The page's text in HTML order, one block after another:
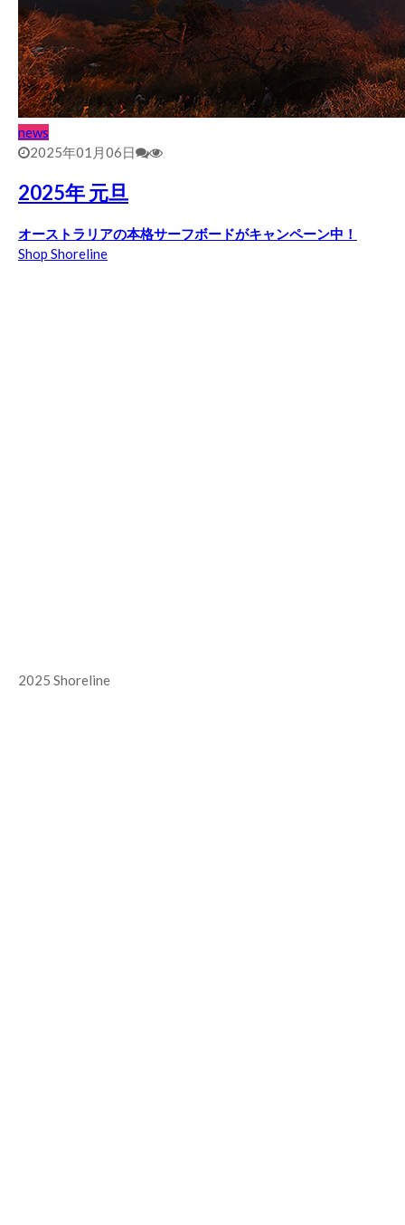
news
2025年01月06日
2025年 元旦
オーストラリアの本格サーフボードがキャンペーン中！
Shop Shoreline
2025 Shoreline